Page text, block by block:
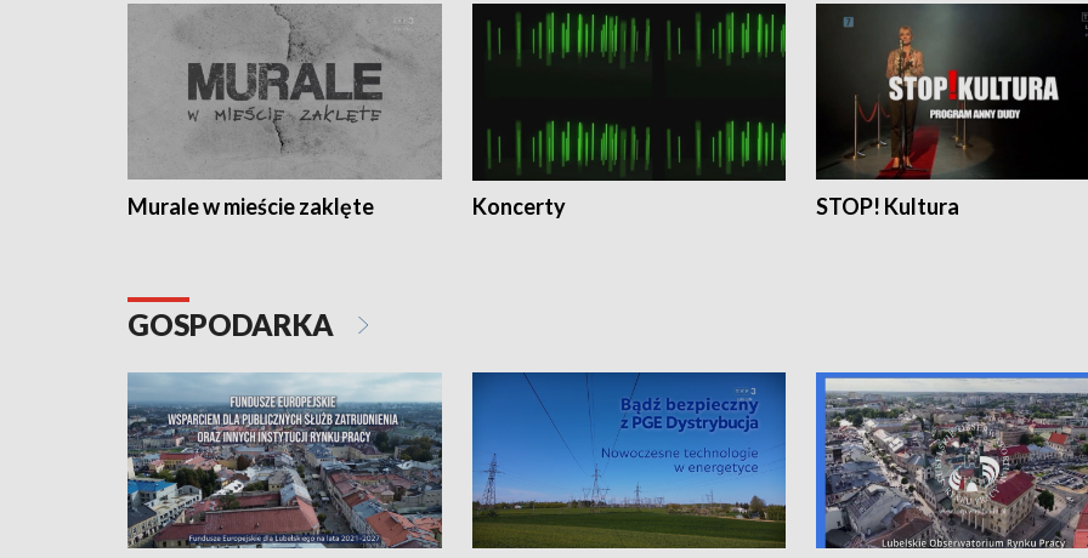
Murale w mieście zaklęte Koncerty STOP! Kultura
GOSPODARKA